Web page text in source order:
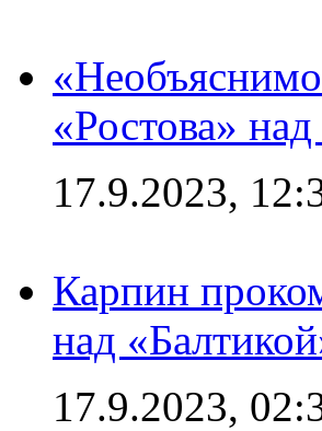
«Ростова»
17.9.2023,
Карпин
над
17.9.2023,